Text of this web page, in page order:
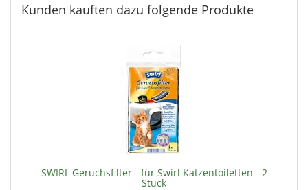
Kunden kauften dazu folgende Produkte
SWIRL Geruchsfilter - für Swirl Katzentoiletten - 2
Stück